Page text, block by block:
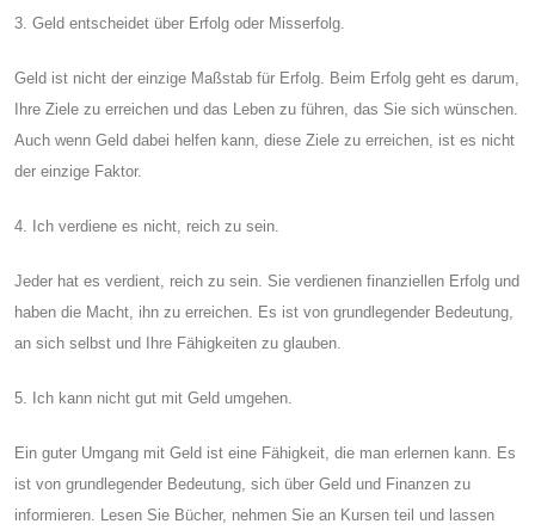
3. Geld entscheidet über Erfolg oder Misserfolg.
Geld ist nicht der einzige Maßstab für Erfolg. Beim Erfolg geht es darum,
Ihre Ziele zu erreichen und das Leben zu führen, das Sie sich wünschen.
Auch wenn Geld dabei helfen kann, diese Ziele zu erreichen, ist es nicht
der einzige Faktor.
4. Ich verdiene es nicht, reich zu sein.
Jeder hat es verdient, reich zu sein. Sie verdienen finanziellen Erfolg und
haben die Macht, ihn zu erreichen. Es ist von grundlegender Bedeutung,
an sich selbst und Ihre Fähigkeiten zu glauben.
5. Ich kann nicht gut mit Geld umgehen.
Ein guter Umgang mit Geld ist eine Fähigkeit, die man erlernen kann. Es
ist von grundlegender Bedeutung, sich über Geld und Finanzen zu
informieren. Lesen Sie Bücher, nehmen Sie an Kursen teil und lassen